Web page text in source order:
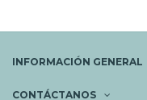
INFORMACIÓN GENERAL
CONTÁCTANOS